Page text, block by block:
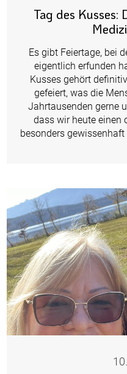
Tag des Kusses:
Es gibt Feiertage, bei
eigentlich erfunden
Kusses gehört
gefeiert, was die
Jahrtausenden gerne
dass wir heute einen
besonders